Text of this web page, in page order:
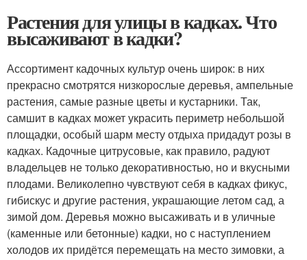
Растения для улицы в кадках. Что
высаживают в кадки?
Ассортимент кадочных культур очень широк: в них
прекрасно смотрятся низкорослые деревья, ампельные
растения, самые разные цветы и кустарники. Так,
самшит в кадках может украсить периметр небольшой
площадки, особый шарм месту отдыха придадут розы в
кадках. Кадочные цитрусовые, как правило, радуют
владельцев не только декоративностью, но и вкусными
плодами. Великолепно чувствуют себя в кадках фикус,
гибискус и другие растения, украшающие летом сад, а
зимой дом. Деревья можно высаживать и в уличные
(каменные или бетонные) кадки, но с наступлением
холодов их придётся перемещать на место зимовки, а